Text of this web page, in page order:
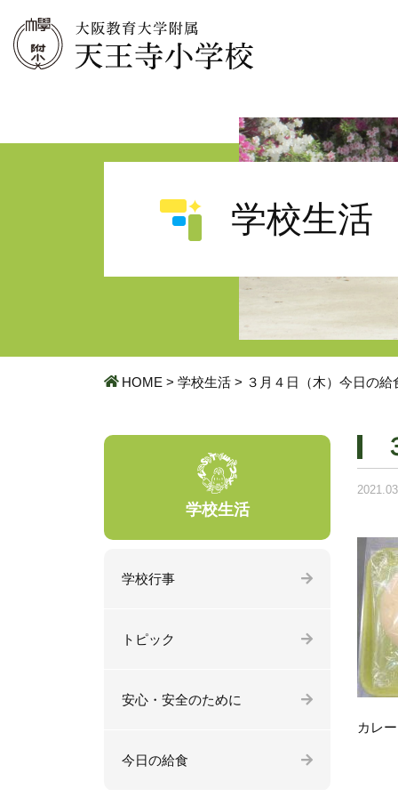
学校生活
HOME > 学校生活 > ３月４日（木）今日の給
カレ
学校生活
学校行事
トピック
安心・安全のために
今日の給食